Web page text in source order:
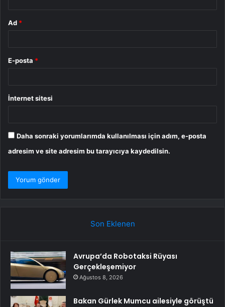
Ad *
E-posta *
İnternet sitesi
Daha sonraki yorumlarımda kullanılması için adım, e-posta
adresim ve site adresim bu tarayıcıya kaydedilsin.
Son Eklenen
Avrupa’da Robotaksi Rüyası
Gerçekleşemiyor
Ağustos 8, 2026
Bakan Gürlek Mumcu ailesiyle görüştü